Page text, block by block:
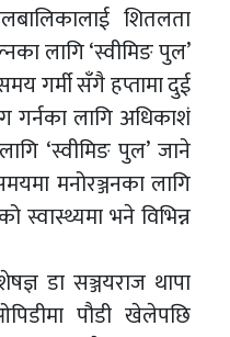
शितलता
लागि ‘स्वीमिङ पुल’
गर्मी सँगै हप्तामा दुई
गर्नका लागि अधिकाशं
‘स्वीमिङ पुल’ जाने
मनोरञ्जनका लागि
स्वास्थ्यमा भने विभिन्न
डा सञ्जयराज थापा
पौडी खेलेपछि